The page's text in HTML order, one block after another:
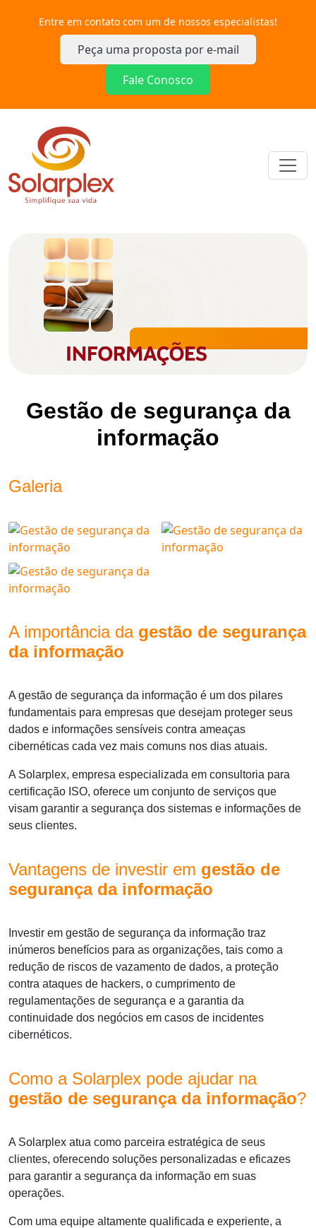
Entre em contato com um de nossos especialistas!
Peça uma proposta por e-mail
Fale Conosco
Gestão de segurança da
informação
Galeria
A importância da gestão de segurança
da informação
A gestão de segurança da informação é um dos pilares
fundamentais para empresas que desejam proteger seus
dados e informações sensíveis contra ameaças
cibernéticas cada vez mais comuns nos dias atuais.
A Solarplex, empresa especializada em consultoria para
certificação ISO, oferece um conjunto de serviços que
visam garantir a segurança dos sistemas e informações de
seus clientes.
Vantagens de investir em gestão de
segurança da informação
Investir em gestão de segurança da informação traz
inúmeros benefícios para as organizações, tais como a
redução de riscos de vazamento de dados, a proteção
contra ataques de hackers, o cumprimento de
regulamentações de segurança e a garantia da
continuidade dos negócios em casos de incidentes
cibernéticos.
Como a Solarplex pode ajudar na
gestão de segurança da informação?
A Solarplex atua como parceira estratégica de seus
clientes, oferecendo soluções personalizadas e eficazes
para garantir a segurança da informação em suas
operações.
Com uma equipe altamente qualificada e experiente, a